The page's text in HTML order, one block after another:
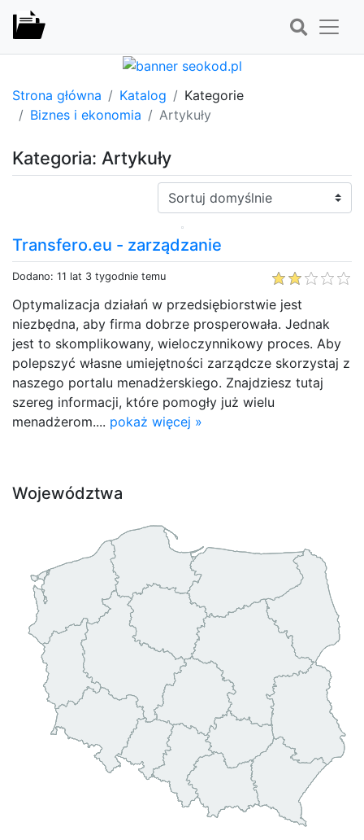
Strona główna Katalog
Kategorie
Biznes i ekonomia
Artykuły
Kategoria: Artykuły
Sortuj:
Transfero.eu - zarządzanie
Dodano: 11 lat 3 tygodnie temu
Optymalizacja działań w przedsiębiorstwie jest
niezbędna, aby firma dobrze prosperowała. Jednak
jest to skomplikowany, wieloczynnikowy proces. Aby
polepszyć własne umiejętności zarządcze skorzystaj z
naszego portalu menadżerskiego. Znajdziesz tutaj
szereg informacji, które pomogły już wielu
menadżerom.... pokaż więcej »
Województwa